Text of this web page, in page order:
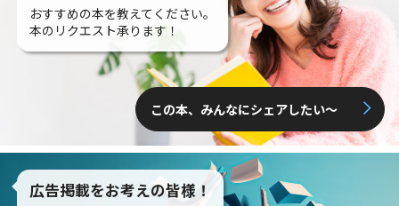
おすすめの本を教えてください。
本のリクエスト承ります！
この本、みんなにシェアしたい〜
広告掲載をお考えの皆様！